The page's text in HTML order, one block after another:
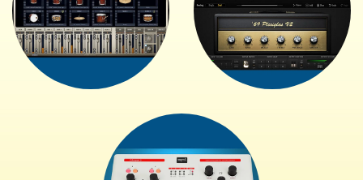
+ +